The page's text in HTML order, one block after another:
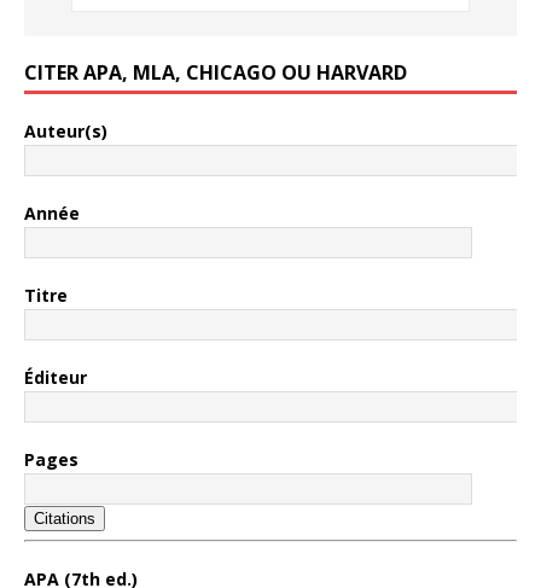
CITER APA, MLA, CHICAGO OU HARVARD
Auteur(s)
Année
Titre
Éditeur
Pages
Citations
APA (7th ed.)